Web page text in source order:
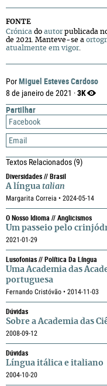
PorMiguel Esteves Cardoso
8 de janeiro de 2021 ·3K
Partilhar
Facebook
Email
Textos Relacionados(9)
Diversidades // Brasil
A língua talian
Margarita Correia • 2024-05-14
O Nosso Idioma // Anglicismos
Um passeio pelo
2021-01-29
Lusofonias // Política Da Língua
Uma Academia das
portuguesa
Fernando Cristóvão • 2014-11-03
Dúvidas
Sobre a Academia das
2008-09-12
Dúvidas
Língua itálica e italiano
2004-10-20
FONTE
Crónica do autorpublicada
de 2021. Manteve-se a
atualmente em vigor.